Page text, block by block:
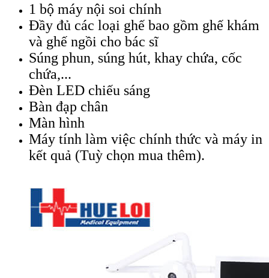
1 bộ máy nội soi chính
Đầy đủ các loại ghế bao gồm ghế khám
và ghế ngồi cho bác sĩ
Súng phun, súng hút, khay chứa, cốc
chứa,...
Đèn LED chiếu sáng
Bàn đạp chân
Màn hình
Máy tính làm việc chính thức và máy in
kết quả (Tuỳ chọn mua thêm).